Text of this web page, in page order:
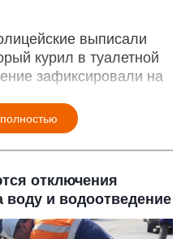
выписали
курил в туалетной
зафиксировали на
отключения
воду и водоотведение